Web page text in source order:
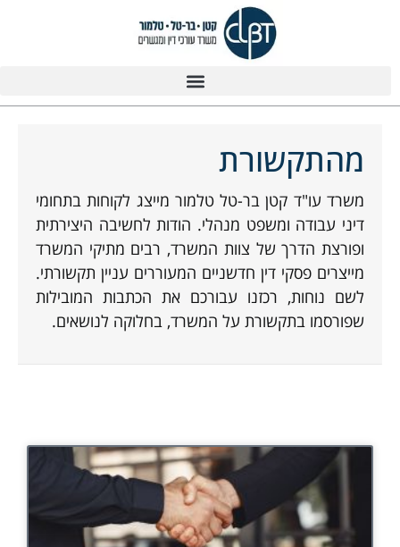
מהתקשורת
משרד עו"ד קטן בר-טל טלמור מייצג לקוחות בתחומי
דיני עבודה ומשפט מנהלי. הודות לחשיבה היצירתית
ופורצת הדרך של צוות המשרד, רבים מתיקי המשרד
מייצרים פסקי דין חדשניים המעוררים עניין תקשורתי.
לשם נוחות, רכזנו עבורכם את הכתבות המובילות
שפורסמו בתקשורת על המשרד, בחלוקה לנושאים.